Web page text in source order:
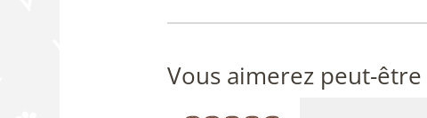
Vous aimerez peut-